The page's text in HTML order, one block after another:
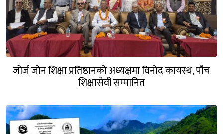
जोर्ज जोन शिक्षा प्रतिष्ठानको अध्यक्षमा विनोद कायस्थ, पाँच
शिक्षासेवी सम्मानित